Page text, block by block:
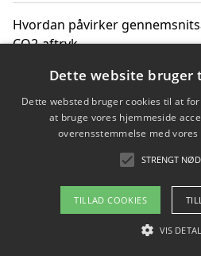
Hvordan påvirker
CO2-aftryk
Hvordan nyheder om CO2-
hverdag
Om / kontakt
Blog
Dette website bruger
Dette websted bruger cookies til at
at bruge vores hjemmeside
overensstemmelse med
STRENGT
TILLAD COOKIES
VIS